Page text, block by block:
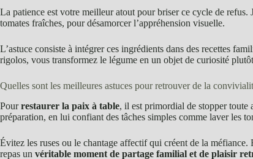
La patience est votre meilleur atout pour briser ce cycle de refus.
tomates fraîches, pour désamorcer l’appréhension visuelle.
L’astuce consiste à intégrer ces ingrédients dans des recettes
rigolos, vous transformez le légume en un objet de curiosité
Quelles sont les meilleures astuces pour retrouver de la
Pourrestaurer la paix à table, il est primordial de stopper toute
préparation, en lui confiant des tâches simples comme laver les
Évitez les ruses ou le chantage affectif qui créent de la
repas un véritable moment de partage familial et de plaisir